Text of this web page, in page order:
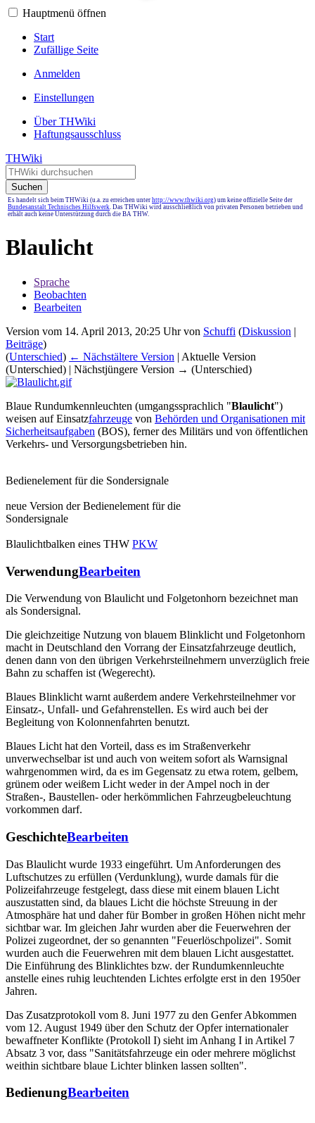
Hauptmenü öffnen
Start
Zufällige Seite
Anmelden
Einstellungen
Über THWiki
Haftungsausschluss
THWiki
Suchen
Es handelt sich beim THWiki (u.a. zu erreichen unter http://www.thwiki.org) um keine offizielle Seite der
Bundesanstalt Technisches Hilfswerk. Das THWiki wird ausschließlich von privaten Personen betrieben und
erhält auch keine Unterstützung durch die BA THW.
Blaulicht
Sprache
Beobachten
Bearbeiten
Version vom 14. April 2013, 20:25 Uhr von Schuffi (Diskussion |
Beiträge)
(Unterschied) ← Nächstältere Version | Aktuelle Version
(Unterschied) | Nächstjüngere Version → (Unterschied)
Blaue Rundumkennleuchten (umgangssprachlich "Blaulicht")
weisen auf Einsatzfahrzeuge von Behörden und Organisationen mit
Sicherheitsaufgaben (BOS), ferner des Militärs und von öffentlichen
Verkehrs- und Versorgungsbetrieben hin.
Bedienelement für die Sondersignale
neue Version der Bedienelement für die
Sondersignale
Blaulichtbalken eines THW PKW
VerwendungBearbeiten
Die Verwendung von Blaulicht und Folgetonhorn bezeichnet man
als Sondersignal.
Die gleichzeitige Nutzung von blauem Blinklicht und Folgetonhorn
macht in Deutschland den Vorrang der Einsatzfahrzeuge deutlich,
denen dann von den übrigen Verkehrsteilnehmern unverzüglich freie
Bahn zu schaffen ist (Wegerecht).
Blaues Blinklicht warnt außerdem andere Verkehrsteilnehmer vor
Einsatz-, Unfall- und Gefahrenstellen. Es wird auch bei der
Begleitung von Kolonnenfahrten benutzt.
Blaues Licht hat den Vorteil, dass es im Straßenverkehr
unverwechselbar ist und auch von weitem sofort als Warnsignal
wahrgenommen wird, da es im Gegensatz zu etwa rotem, gelbem,
grünem oder weißem Licht weder in der Ampel noch in der
Straßen-, Baustellen- oder herkömmlichen Fahrzeugbeleuchtung
vorkommen darf.
GeschichteBearbeiten
Das Blaulicht wurde 1933 eingeführt. Um Anforderungen des
Luftschutzes zu erfüllen (Verdunklung), wurde damals für die
Polizeifahrzeuge festgelegt, dass diese mit einem blauen Licht
auszustatten sind, da blaues Licht die höchste Streuung in der
Atmosphäre hat und daher für Bomber in großen Höhen nicht mehr
sichtbar war. Im gleichen Jahr wurden aber die Feuerwehren der
Polizei zugeordnet, der so genannten "Feuerlöschpolizei". Somit
wurden auch die Feuerwehren mit dem blauen Licht ausgestattet.
Die Einführung des Blinklichtes bzw. der Rundumkennleuchte
anstelle eines ruhig leuchtenden Lichtes erfolgte erst in den 1950er
Jahren.
Das Zusatzprotokoll vom 8. Juni 1977 zu den Genfer Abkommen
vom 12. August 1949 über den Schutz der Opfer internationaler
bewaffneter Konflikte (Protokoll I) sieht im Anhang I in Artikel 7
Absatz 3 vor, dass "Sanitätsfahrzeuge ein oder mehrere möglichst
weithin sichtbare blaue Lichter blinken lassen sollten".
BedienungBearbeiten